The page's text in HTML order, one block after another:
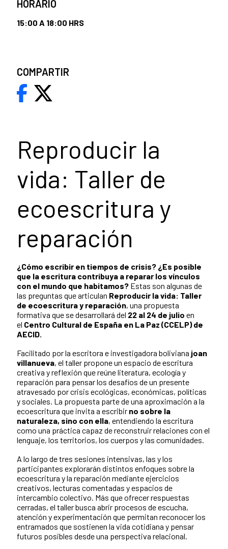
Reproducir la
vida: Taller de
ecoescritura y
reparación
¿Cómo escribir en tiempos de crisis? ¿Es posible
que la escritura contribuya a reparar los vínculos
con el mundo que habitamos? Estas son algunas de
las preguntas que articulan Reproducir la vida: Taller
de ecoescritura y reparación, una propuesta
formativa que se desarrollará del 22 al 24 de julio en
el Centro Cultural de España en La Paz (CCELP) de
AECID.
Facilitado por la escritora e investigadora boliviana joan
villanueva, el taller propone un espacio de escritura
creativa y reflexión que reúne literatura, ecología y
reparación para pensar los desafíos de un presente
atravesado por crisis ecológicas, económicas, políticas
y sociales. La propuesta parte de una aproximación a la
ecoescritura que invita a escribir no sobre la
naturaleza, sino con ella, entendiendo la escritura
como una práctica capaz de reconstruir relaciones con el
lenguaje, los territorios, los cuerpos y las comunidades.
A lo largo de tres sesiones intensivas, las y los
participantes explorarán distintos enfoques sobre la
ecoescritura y la reparación mediante ejercicios
creativos, lecturas comentadas y espacios de
intercambio colectivo. Más que ofrecer respuestas
cerradas, el taller busca abrir procesos de escucha,
atención y experimentación que permitan reconocer los
entramados que sostienen la vida cotidiana y pensar
futuros posibles desde una perspectiva relacional.
HORARIO
15:00 A 18:00 HRS
COMPARTIR